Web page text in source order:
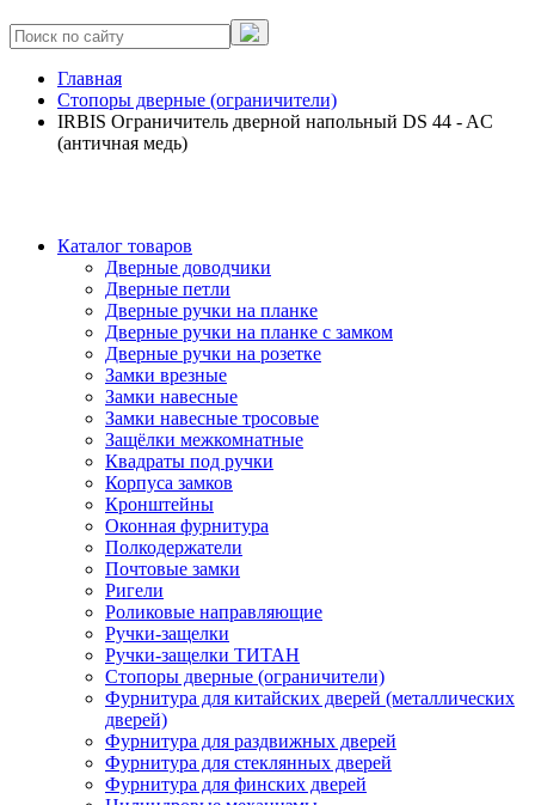
Главная
Стопоры дверные (ограничители)
IRBIS Ограничитель дверной напольный DS 44 - AC
(античная медь)
Каталог товаров
Дверные доводчики
Дверные петли
Дверные ручки на планке
Дверные ручки на планке с замком
Дверные ручки на розетке
Замки врезные
Замки навесные
Замки навесные тросовые
Защёлки межкомнатные
Квадраты под ручки
Корпуса замков
Кронштейны
Оконная фурнитура
Полкодержатели
Почтовые замки
Ригели
Роликовые направляющие
Ручки-защелки
Ручки-защелки ТИТАН
Стопоры дверные (ограничители)
Фурнитура для китайских дверей (металлических
дверей)
Фурнитура для раздвижных дверей
Фурнитура для стеклянных дверей
Фурнитура для финских дверей